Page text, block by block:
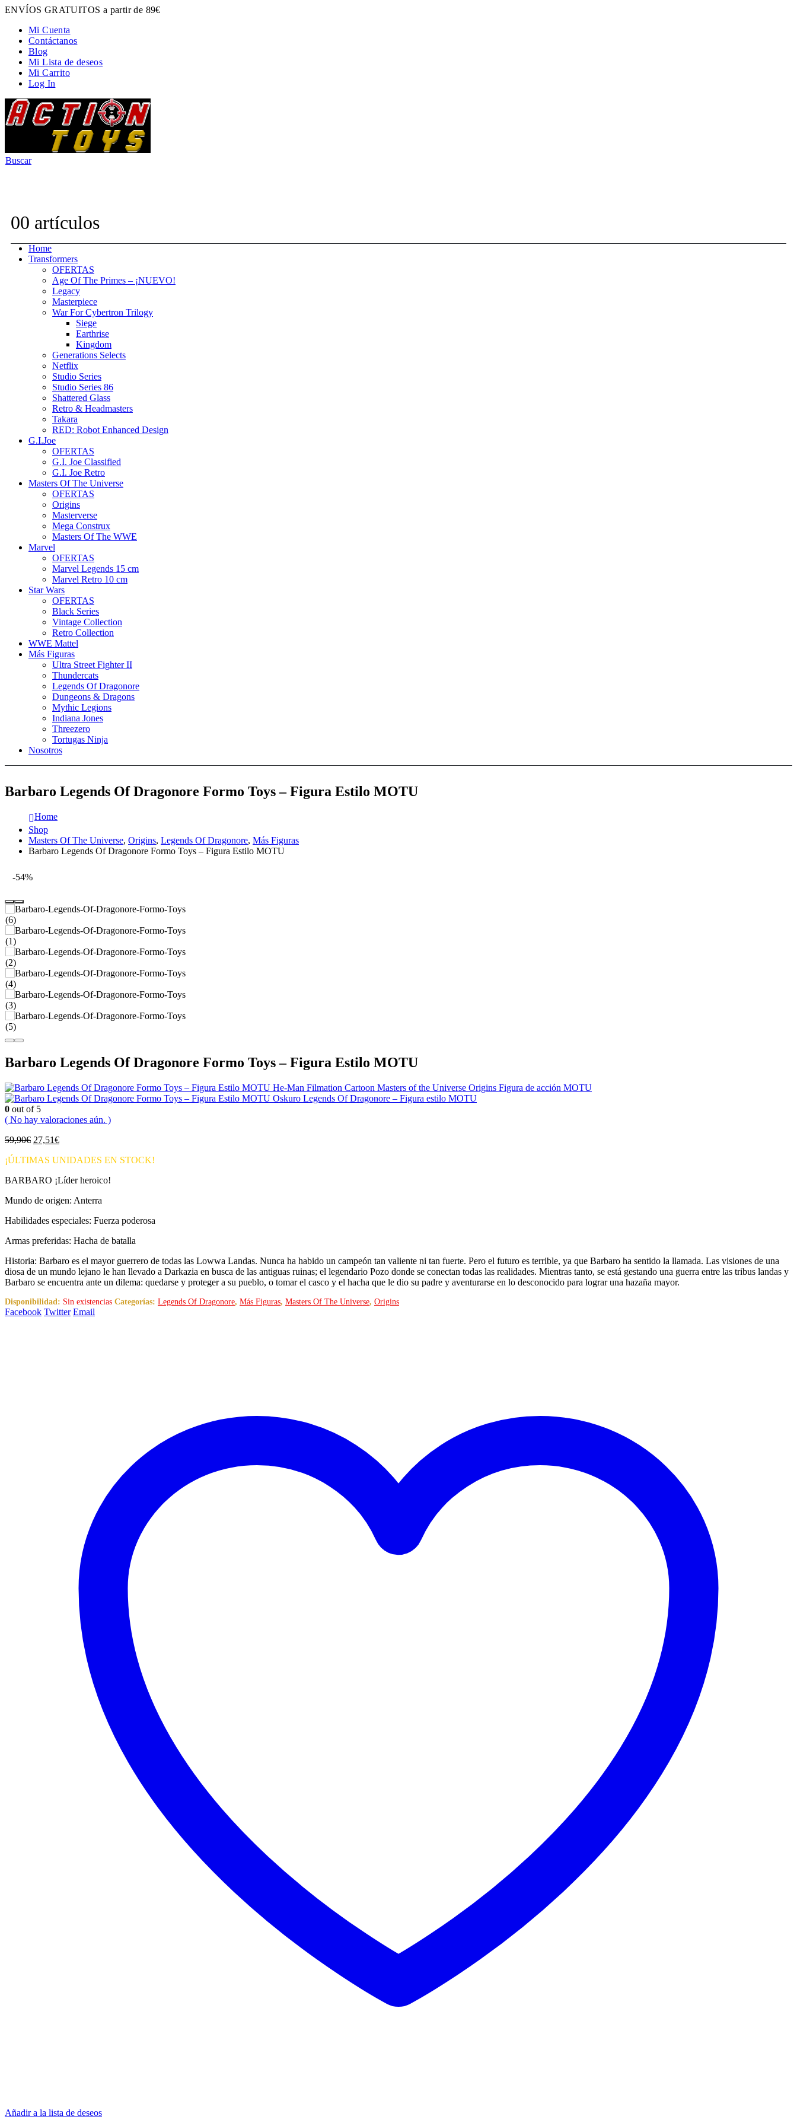
ENVÍOS GRATUITOS a partir de 89€
Mi Cuenta
Contáctanos
Blog
Mi Lista de deseos
Mi Carrito
Log In
Buscar
00 artículos
Home
Transformers
OFERTAS
Age Of The Primes – ¡NUEVO!
Legacy
Masterpiece
War For Cybertron Trilogy
Siege
Earthrise
Kingdom
Generations Selects
Netflix
Studio Series
Studio Series 86
Shattered Glass
Retro & Headmasters
Takara
RED: Robot Enhanced Design
G.I.Joe
OFERTAS
G.I. Joe Classified
G.I. Joe Retro
Masters Of The Universe
OFERTAS
Origins
Masterverse
Mega Construx
Masters Of The WWE
Marvel
OFERTAS
Marvel Legends 15 cm
Marvel Retro 10 cm
Star Wars
OFERTAS
Black Series
Vintage Collection
Retro Collection
WWE Mattel
Más Figuras
Ultra Street Fighter II
Thundercats
Legends Of Dragonore
Dungeons & Dragons
Mythic Legions
Indiana Jones
Threezero
Tortugas Ninja
Nosotros
Barbaro Legends Of Dragonore Formo Toys – Figura Estilo MOTU
Home
Shop
Masters Of The Universe, Origins, Legends Of Dragonore, Más Figuras
Barbaro Legends Of Dragonore Formo Toys – Figura Estilo MOTU
-54%
Barbaro Legends Of Dragonore Formo Toys – Figura Estilo MOTU
He-Man Filmation Cartoon Masters of the Universe Origins Figura de acción MOTU
Oskuro Legends Of Dragonore – Figura estilo MOTU
0 out of 5
( No hay valoraciones aún. )
59,90€ El
original
59,90€.
27,51€El
actual
27,51€.
¡ÚLTIMAS UNIDADES EN STOCK!
BARBARO ¡Líder heroico!
Mundo de origen: Anterra
Habilidades especiales: Fuerza poderosa
Armas preferidas: Hacha de batalla
Historia: Barbaro es el mayor guerrero de todas las Lowwa Landas. Nunca ha habido un campeón tan valiente ni tan fuerte. Pero el futuro es terrible, ya que Barbaro ha sentido la llamada. Las visiones de una
diosa de un mundo lejano le han llevado a Darkazia en busca de las antiguas ruinas; el legendario Pozo donde se conectan todas las realidades. Mientras tanto, se está gestando una guerra entre las tribus landas y
Barbaro se encuentra ante un dilema: quedarse y proteger a su pueblo, o tomar el casco y el hacha que le dio su padre y aventurarse en lo desconocido para lograr una hazaña mayor.
Disponibilidad: Sin existencias Categorías: Legends Of Dragonore, Más Figuras, Masters Of The Universe, Origins
Facebook Twitter Email
Añadir a la lista de deseos